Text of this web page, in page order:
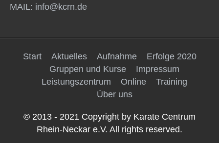
MAIL: info@kcrn.de
Start Aktuelles Aufnahme
Erfolge 2020
Gruppen und Kurse
Impressum
Leistungszentrum
Online
Training
Über uns
© 2013 - 2021 Copyright by Karate Centrum
Rhein-Neckar e.V. All rights reserved.